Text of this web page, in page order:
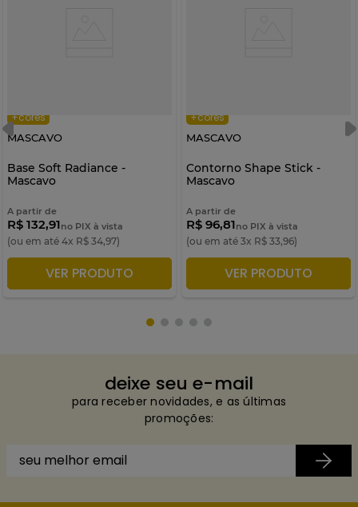
+cores
MASCAVO
Base Soft Radiance -
Mascavo
A partir de
R$ 132,91no PIX à vista
(ou em até 4x R$ 34,97)
ADICIONAR À SACOLA
VER PRODUTO
+cores
MASCAVO
Contorno Shape Stick -
Mascavo
A partir de
R$ 96,81no PIX à vista
(ou em até 3x R$ 33,96)
ADICIONAR À SACOLA
VER PRODUTO
deixe seu e-mail
para receber novidades, e as últimas
promoções: